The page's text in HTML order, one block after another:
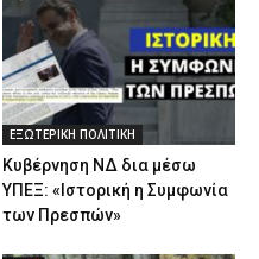
ΕΞΩΤΕΡΙΚΗ ΠΟΛΙΤΙΚΗ
Κυβέρνηση ΝΔ δια μέσω
ΥΠΕΞ: «Ιστορική η Συμφωνία
των Πρεσπών»